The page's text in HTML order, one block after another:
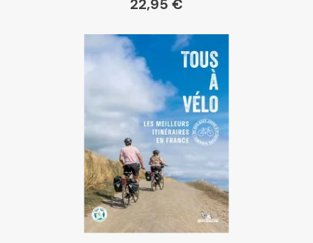
Gibert
Kleber
Place des libraires
E Leclerc
22,95 €